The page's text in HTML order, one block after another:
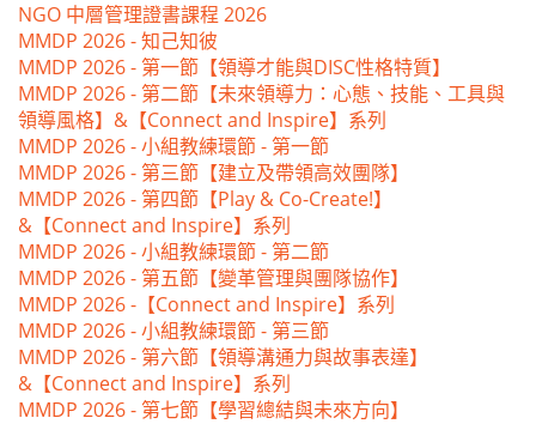
NGO 中層管理證書課程 2026
MMDP 2026 - 知己知彼
MMDP 2026 - 第一節【領導才能與DISC性格特質】
MMDP 2026 - 第二節【未來領導力：心態、技能、工具與
領導風格】&【Connect and Inspire】系列
MMDP 2026 - 小組教練環節 - 第一節
MMDP 2026 - 第三節【建立及帶領高效團隊】
MMDP 2026 - 第四節【Play & Co-Create!】
&【Connect and Inspire】系列
MMDP 2026 - 小組教練環節 - 第二節
MMDP 2026 - 第五節【變革管理與團隊協作】
MMDP 2026 -【Connect and Inspire】系列
MMDP 2026 - 小組教練環節 - 第三節
MMDP 2026 - 第六節【領導溝通力與故事表達】
&【Connect and Inspire】系列
MMDP 2026 - 第七節【學習總結與未來方向】